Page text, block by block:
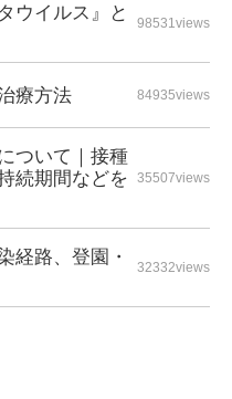
ウイルス』と
98531views
療方法 84935views
ついて｜接種
続期間などを
35507views
経路、登園・
32332views